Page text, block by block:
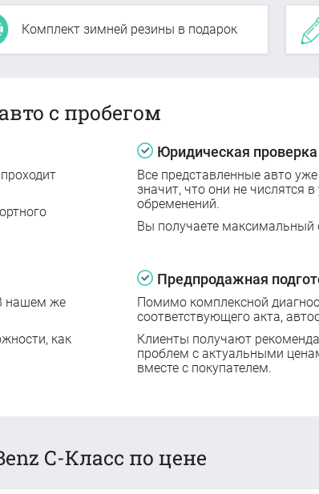
Комплект зимней резины в подарок
с пробегом
Юридическая
Все представленные авто
значит, что они не числятся
обременений.
Вы получаете
нашем же
как
Предпродажная
Помимо комплексной
соответствующего акта,
Клиенты получают
проблем с актуальными
вместе с покупателем.
C-Класс по цене